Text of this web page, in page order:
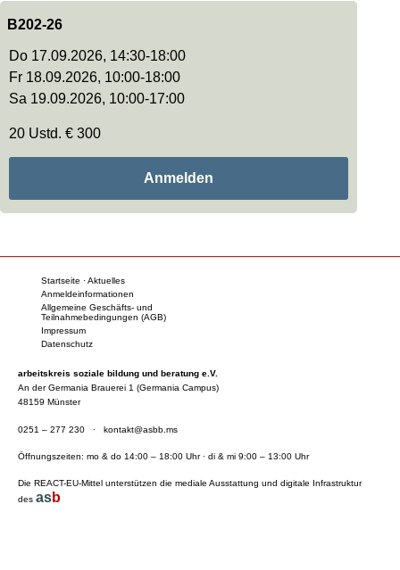
B202-26
Do 17.09.2026, 14:30-18:00
Fr 18.09.2026, 10:00-18:00
Sa 19.09.2026, 10:00-17:00
20 Ustd. € 300
Anmelden
Startseite · Aktuelles
Anmeldeinformationen
Allgemeine Geschäfts- und
Teilnahmebedingungen (AGB)
Impressum
Datenschutz
arbeitskreis soziale bildung und beratung e.V.
An der Germania Brauerei 1 (Germania Campus)
48159 Münster
0251 – 277 230 · kontakt@asbb.ms
Öffnungszeiten: mo & do 14:00 – 18:00 Uhr · di & mi 9:00 – 13:00 Uhr
Die REACT-EU-Mittel unterstützen die mediale Ausstattung und digitale Infrastruktur
des asb